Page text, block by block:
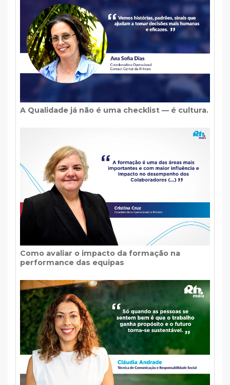
A Qualidade já não é uma checklist — é cultura.
Como avaliar o impacto da formação na
performance das equipas